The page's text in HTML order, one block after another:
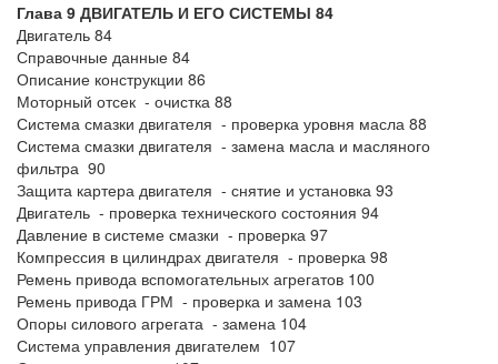
Глава 9 ДВИГАТЕЛЬ И ЕГО СИСТЕМЫ 84
Двигатель 84
Справочные данные 84
Описание конструкции 86
Моторный отсек - очистка 88
Система смазки двигателя - проверка уровня масла 88
Система смазки двигателя - замена масла и масляного
фильтра 90
Защита картера двигателя - снятие и установка 93
Двигатель - проверка технического состояния 94
Давление в системе смазки - проверка 97
Компрессия в цилиндрах двигателя - проверка 98
Ремень привода вспомогательных агрегатов 100
Ремень привода ГРМ - проверка и замена 103
Опоры силового агрегата - замена 104
Система управления двигателем 107